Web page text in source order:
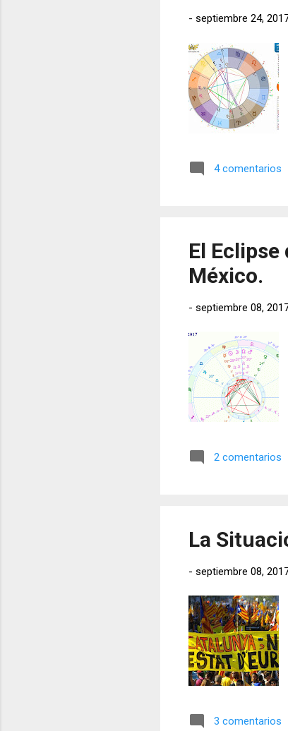
- septiembre 24,
4 comentarios
El
México.
- septiembre 08,
2 comentarios
La
- septiembre 08,
3 comentarios